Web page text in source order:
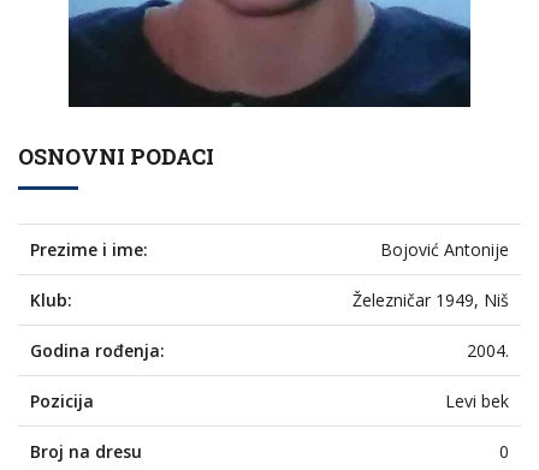
OSNOVNI PODACI
Prezime i ime: Bojović Antonije
Klub: Železničar 1949, Niš
Godina rođenja: 2004.
Pozicija Levi bek
Broj na dresu 0